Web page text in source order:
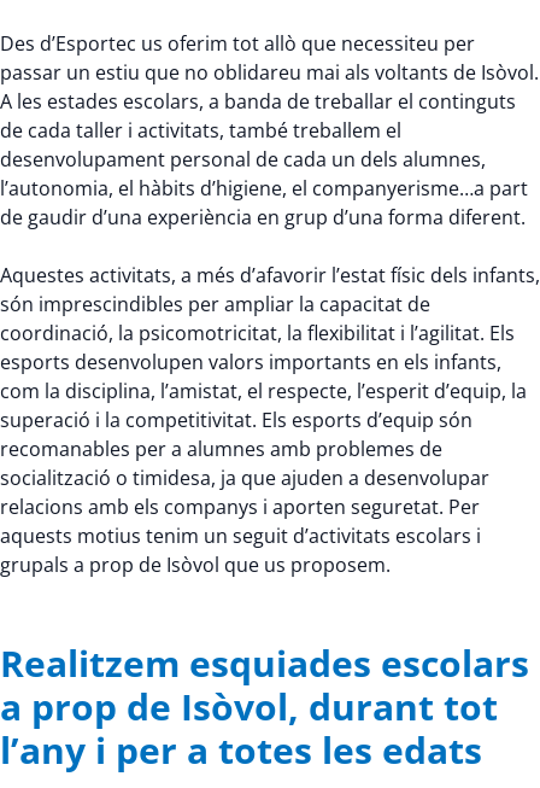
Des d’Esportec us oferim tot allò que necessiteu per
passar un estiu que no oblidareu mai als voltants de Isòvol.
A les estades escolars, a banda de treballar el continguts
de cada taller i activitats, també treballem el
desenvolupament personal de cada un dels alumnes,
l’autonomia, el hàbits d’higiene, el companyerisme…a part
de gaudir d’una experiència en grup d’una forma diferent.
Aquestes activitats, a més d’afavorir l’estat físic dels infants,
són imprescindibles per ampliar la capacitat de
coordinació, la psicomotricitat, la flexibilitat i l’agilitat. Els
esports desenvolupen valors importants en els infants,
com la disciplina, l’amistat, el respecte, l’esperit d’equip, la
superació i la competitivitat. Els esports d’equip són
recomanables per a alumnes amb problemes de
socialització o timidesa, ja que ajuden a desenvolupar
relacions amb els companys i aporten seguretat. Per
aquests motius tenim un seguit d’activitats escolars i
grupals a prop de Isòvol que us proposem.
Realitzem esquiades escolars
a prop de Isòvol, durant tot
l’any i per a totes les edats